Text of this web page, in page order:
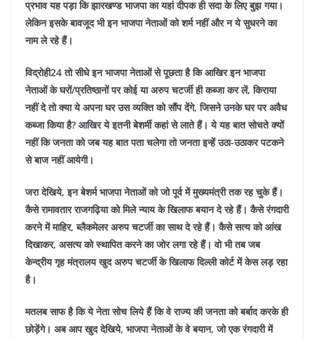
प्रभाव यह पड़ा कि झारखण्ड भाजपा का यहां दीपक ही सदा के लिए बुझ गया।
लेकिन इसके बावजूद भी इन भाजपा नेताओं को शर्म नहीं और न ये सुधरने का
नाम ले रहे हैं।
विद्रोही24 तो सीधे इन भाजपा नेताओं से पूछता है कि आखिर इन भाजपा
नेताओं के घरों/प्रतिष्ठानों पर कोई या अरुप चटर्जी ही कब्जा कर लें, किराया
नहीं दे तो क्या ये अपना घर उस व्यक्ति को सौंप देंगे, जिसने उनके घर पर अवैध
कब्जा किया है? आखिर ये इतनी बेशर्मी कहां से लाते हैं। ये यह बात सोचते क्यों
नहीं कि जनता को जब यह बात पता चलेगा तो जनता इन्हें उठा-उठाकर पटकने
से बाज नहीं आयेगी।
जरा देखिये, इन बेशर्म भाजपा नेताओं को जो पूर्व में मुख्यमंत्री तक रह चुके हैं।
कैसे रामावतार राजगढ़िया को मिले न्याय के खिलाफ बयान दे रहे हैं। कैसे रंगदारी
करने में माहिर, ब्लैकमेलर अरुप चटर्जी का साथ दे रहे हैं। कैसे सत्य को आंख
दिखाकर, असत्य को स्थापित करने का जोर लगा रहे हैं। वो भी तब जब
केन्द्रीय गृह मंत्रालय खुद अरुप चटर्जी के खिलाफ दिल्ली कोर्ट में केस लड़ रहा
है।
मतलब साफ है कि ये नेता सोच लिये हैं कि वे राज्य की जनता को बर्बाद करके ही
छोड़ेंगे। अब आप खुद देखिये, भाजपा नेताओं के वे बयान, जो एक रंगदारी में